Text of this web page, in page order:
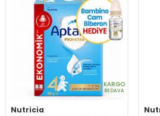
KARGO
BEDAVA
Nutricia